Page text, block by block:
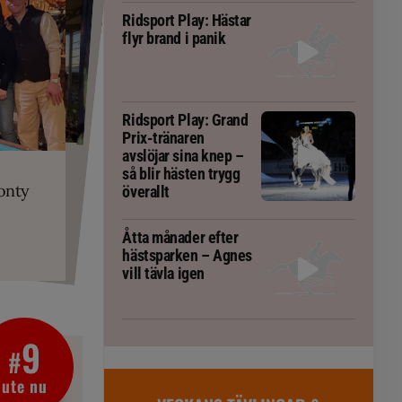
är allt
fång
blivit
tränaren
#9
ute nu
Ridsport Play: Hästar
flyr brand i panik
Ridsport Play: Grand
Prix-tränaren
avslöjar sina knep –
så blir hästen trygg
överallt
Åtta månader efter
hästsparken – Agnes
vill tävla igen